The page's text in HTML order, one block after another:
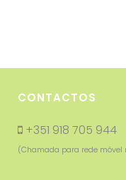
CONTACTOS
+351 918 705 944
(Chamada para rede móvel